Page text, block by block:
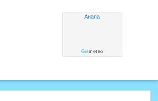
Анапа
Gismeteo